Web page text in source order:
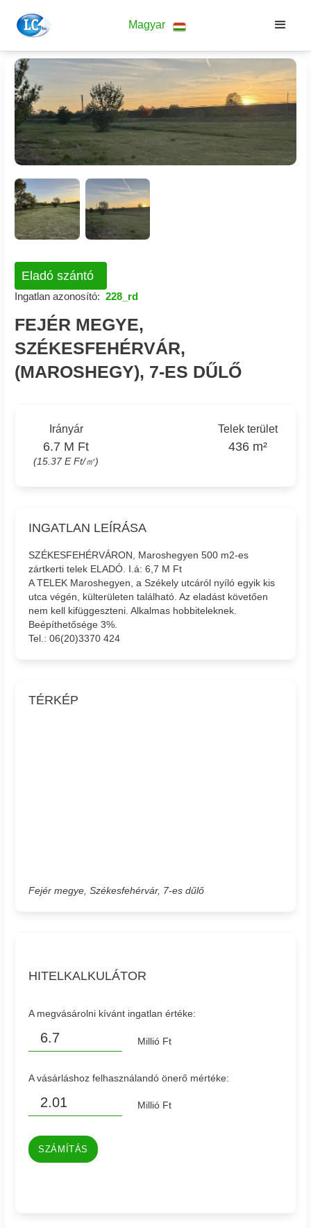
Magyar
Eladó szántó
Ingatlan azonosító: 228_rd
FEJÉR MEGYE,
SZÉKESFEHÉRVÁR,
(MAROSHEGY), 7-ES DŰLŐ
Irányár
6.7 M Ft
(15.37 E Ft/㎡)
Telek terület
436 m²
INGATLAN LEÍRÁSA
SZÉKESFEHÉRVÁRON, Maroshegyen 500 m2-es
zártkerti telek ELADÓ. I.á: 6,7 M Ft
A TELEK Maroshegyen, a Székely utcáról nyíló egyik kis
utca végén, külterületen található. Az eladást követően
nem kell kifüggeszteni. Alkalmas hobbiteleknek.
Beépíthetősége 3%.
Tel.: 06(20)3370 424
TÉRKÉP
Fejér megye, Székesfehérvár, 7-es dűlő
HITELKALKULÁTOR
A megvásárolni kívánt ingatlan értéke:
Millió Ft
A vásárláshoz felhasználandó önerő mértéke:
Millió Ft
SZÁMÍTÁS